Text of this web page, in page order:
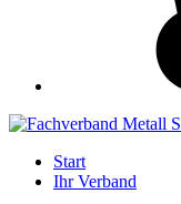
Start
Ihr Verband